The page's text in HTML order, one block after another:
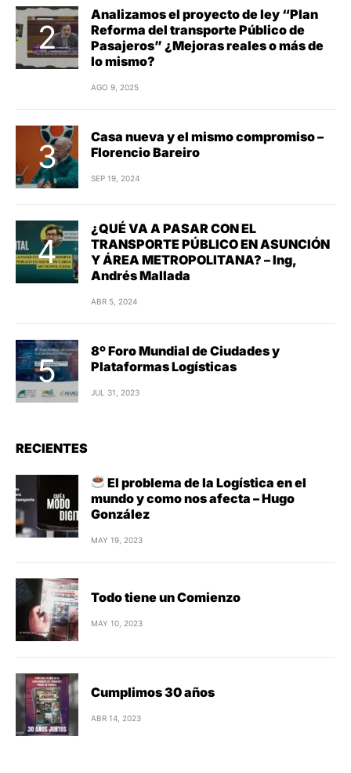
Analizamos el proyecto de ley “Plan
Reforma del transporte Público de
Pasajeros” ¿Mejoras reales o más de
lo mismo?
AGO 9, 2025
Casa nueva y el mismo compromiso –
Florencio Bareiro
SEP 19, 2024
¿QUÉ VA A PASAR CON EL
TRANSPORTE PÚBLICO EN ASUNCIÓN
Y ÁREA METROPOLITANA? – Ing,
Andrés Mallada
ABR 5, 2024
8º Foro Mundial de Ciudades y
Plataformas Logísticas
JUL 31, 2023
RECIENTES
El problema de la Logística en el
mundo y como nos afecta – Hugo
González
MAY 19, 2023
Todo tiene un Comienzo
MAY 10, 2023
Cumplimos 30 años
ABR 14, 2023